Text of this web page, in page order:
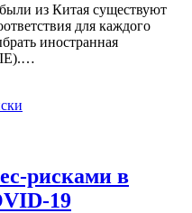
из Китая существуют
для каждого
иностранная
рисками в
19